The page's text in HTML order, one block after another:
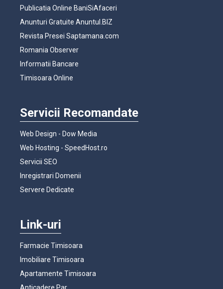
Publicatia Online BaniSiAfaceri
Anunturi Gratuite Anuntul.BIZ
Revista Presei Saptamana.com
Romania Observer
Informatii Bancare
Timisoara Online
Servicii Recomandate
Web Design - Dow Media
Web Hosting - SpeedHost.ro
Servicii SEO
Inregistrari Domenii
Servere Dedicate
Link-uri
Farmacie Timisoara
Imobiliare Timisoara
Apartamente Timisoara
Anticadere Par